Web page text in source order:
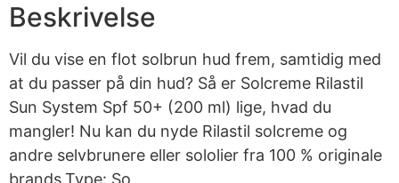
Beskrivelse
Vil du vise en flot solbrun hud frem, samtidig med
at du passer på din hud? Så er Solcreme Rilastil
Sun System Spf 50+ (200 ml) lige, hvad du
mangler! Nu kan du nyde Rilastil solcreme og
andre selvbrunere eller sololier fra 100 % originale
brands.Type: So